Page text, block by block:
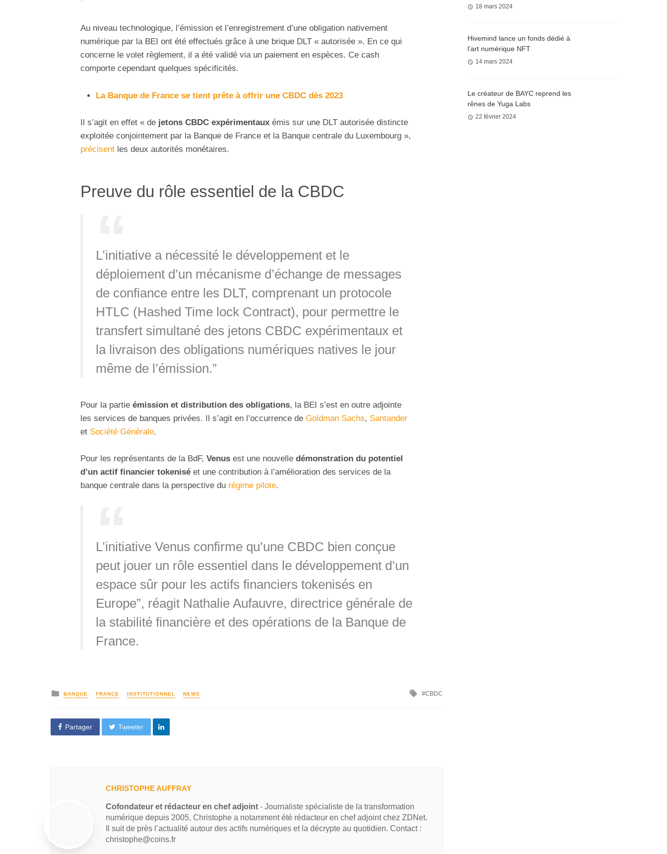
Au niveau technologique, l’émission et l’enregistrement d’une obligation nativement
numérique par la BEI ont été effectués grâce à une brique DLT « autorisée ». En ce qui
concerne le volet règlement, il a été validé via un paiement en espèces. Ce cash
comporte cependant quelques spécificités.
La Banque de France se tient prête à offrir une CBDC dès 2023
Il s’agit en effet « de jetons CBDC expérimentaux émis sur une DLT autorisée distincte
exploitée conjointement par la Banque de France et la Banque centrale du Luxembourg »,
précisent les deux autorités monétaires.
Preuve du rôle essentiel de la CBDC
L’initiative a nécessité le développement et le
déploiement d’un mécanisme d’échange de messages
de confiance entre les DLT, comprenant un protocole
HTLC (Hashed Time lock Contract), pour permettre le
transfert simultané des jetons CBDC expérimentaux et
la livraison des obligations numériques natives le jour
même de l’émission.”
Pour la partie émission et distribution des obligations, la BEI s’est en outre adjointe
les services de banques privées. Il s’agit en l’occurrence de Goldman Sachs, Santander
et Société Générale.
Pour les représentants de la BdF, Venus est une nouvelle démonstration du potentiel
d’un actif financier tokenisé et une contribution à l’amélioration des services de la
banque centrale dans la perspective du régime pilote.
L’initiative Venus confirme qu’une CBDC bien conçue
peut jouer un rôle essentiel dans le développement d’un
espace sûr pour les actifs financiers tokenisés en
Europe”, réagit Nathalie Aufauvre, directrice générale de
la stabilité financière et des opérations de la Banque de
France.
BANQUE FRANCE INSTITUTIONNEL NEWS CBDC
Partager Tweeter
CHRISTOPHE AUFFRAY
Cofondateur et rédacteur en chef adjoint - Journaliste spécialiste de la transformation
numérique depuis 2005, Christophe a notamment été rédacteur en chef adjoint chez ZDNet.
Il suit de près l’actualité autour des actifs numériques et la décrypte au quotidien. Contact :
christophe@coins.fr
18 mars 2024
Hivemind lance un fonds dédié à
l’art numérique NFT
14 mars 2024
Le créateur de BAYC reprend les
rênes de Yuga Labs
22 février 2024